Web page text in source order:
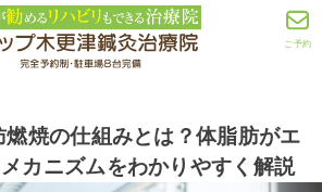
ご予約
焼の仕組みとは？体脂肪がエ
カニズムをわかりやすく解説